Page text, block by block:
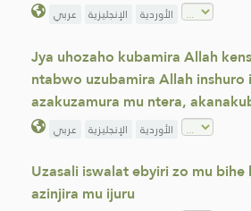
عربي الإنجليزية الأوردية
Jya uhozaho kubamira Allah
ntabwo uzubamira Allah inshuro
azakuzamura mu ntera,
عربي الإنجليزية الأوردية
Uzasali iswalat ebyiri zo mu
azinjira mu ijuru